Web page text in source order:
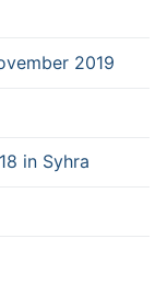
2019
in Syhra